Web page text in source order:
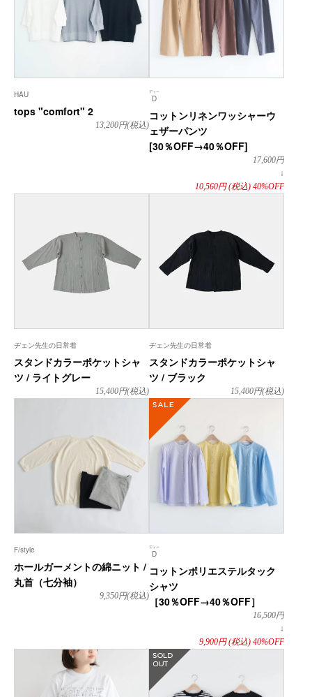
HAU
tops "comfort" 2
13,200円(税込)
D
ディー
コットンリネンワッシャーウ
ェザーパンツ
[30％OFF→40％OFF]
17,600円
↓
10,560円(税込) 40%OFF
ヂェン先生の日常着
スタンドカラーポケットシャ
ツ / ライトグレー
15,400円(税込)
ヂェン先生の日常着
スタンドカラーポケットシャ
ツ / ブラック
15,400円(税込)
F/style
ホールガーメントの綿ニット /
丸首（七分袖）
9,350円(税込)
D
ディー
コットンポリエステルタック
シャツ
［30％OFF→40％OFF］
16,500円
↓
9,900円(税込) 40%OFF